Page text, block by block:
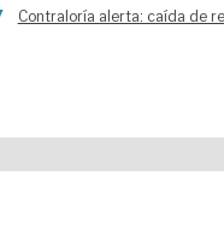
Contraloría alerta: caída de